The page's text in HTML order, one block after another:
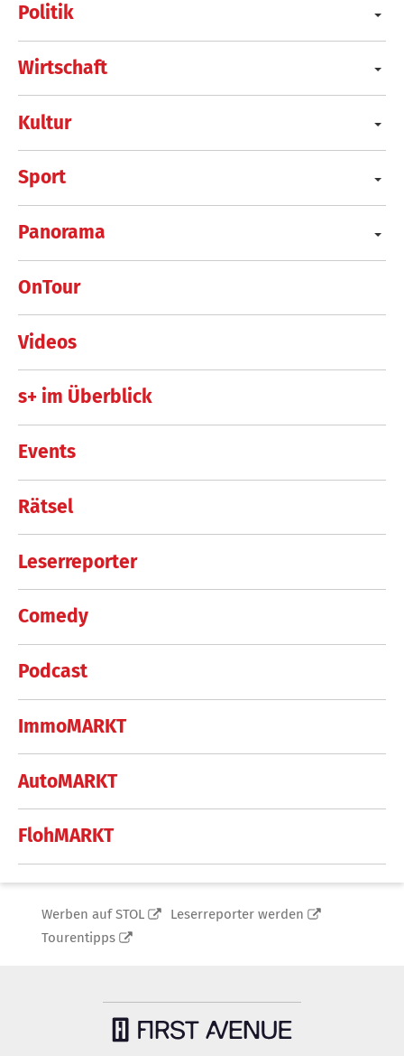
Politik
Wirtschaft
Kultur
Sport
Panorama
OnTour
Videos
s+ im Überblick
Events
Rätsel
Leserreporter
Comedy
Podcast
ImmoMARKT
AutoMARKT
FlohMARKT
Werben auf STOL
Leserreporter werden
Tourentipps